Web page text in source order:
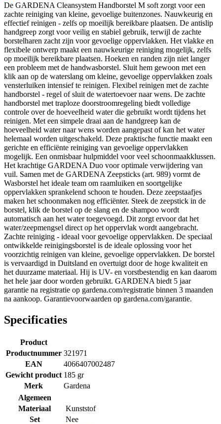
De GARDENA Cleansystem Handborstel M soft zorgt voor een
zachte reiniging van kleine, gevoelige buitenzones. Nauwkeurig en
effectief reinigen - zelfs op moeilijk bereikbare plaatsen. De antislip
handgreep zorgt voor veilig en stabiel gebruik, terwijl de zachte
borstelharen zacht zijn voor gevoelige oppervlakken. Het vlakke en
flexibele ontwerp maakt een nauwkeurige reiniging mogelijk, zelfs
op moeilijk bereikbare plaatsen. Hoeken en randen zijn niet langer
een probleem met de handwasborstel. Sluit hem gewoon met een
klik aan op de waterslang om kleine, gevoelige oppervlakken zoals
vensterluiken intensief te reinigen. Flexibel reinigen met de zachte
handborstel - regel of sluit de watertoevoer naar wens. De zachte
handborstel met traploze doorstroomregeling biedt volledige
controle over de hoeveelheid water die gebruikt wordt tijdens het
reinigen. Met een simpele draai aan de handgreep kan de
hoeveelheid water naar wens worden aangepast of kan het water
helemaal worden uitgeschakeld. Deze praktische functie maakt een
gerichte en efficiënte reiniging van gevoelige oppervlakken
mogelijk. Een onmisbaar hulpmiddel voor veel schoonmaakklussen.
Het krachtige GARDENA Duo voor optimale verwijdering van
vuil. Samen met de GARDENA Zeepsticks (art. 989) vormt de
Wasborstel het ideale team om raamluiken en soortgelijke
oppervlakken sprankelend schoon te houden. Deze zeepstaafjes
maken het schoonmaken nog efficiënter. Steek de zeepstick in de
borstel, klik de borstel op de slang en de shampoo wordt
automatisch aan het water toegevoegd. Dit zorgt ervoor dat het
water/zeepmengsel direct op het oppervlak wordt aangebracht.
Zachte reiniging - ideaal voor gevoelige oppervlakken. De speciaal
ontwikkelde reinigingsborstel is de ideale oplossing voor het
voorzichtig reinigen van kleine, gevoelige oppervlakken. De borstel
is vervaardigd in Duitsland en overtuigt door de hoge kwaliteit en
het duurzame materiaal. Hij is UV- en vorstbestendig en kan daarom
het hele jaar door worden gebruikt. GARDENA biedt 5 jaar
garantie na registratie op gardena.com/registratie binnen 3 maanden
na aankoop. Garantievoorwaarden op gardena.com/garantie.
Specificaties
Product
Productnummer 321971
EAN
4066407002487
Gewicht product 185 gr
Merk
Gardena
Algemeen
Materiaal
Kunststof
Set
Nee